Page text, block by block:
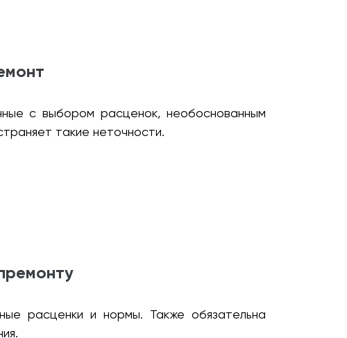
с выбором расценок, необоснованным
такие неточности.
расценки и нормы. Также обязательна